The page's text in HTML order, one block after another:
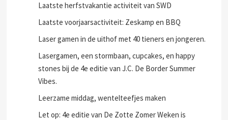
Laatste herfstvakantie activiteit van SWD
Laatste voorjaarsactiviteit: Zeskamp en BBQ
Laser gamen in de uithof met 40 tieners en jongeren.
Lasergamen, een stormbaan, cupcakes, en happy
stones bij de 4e editie van J.C. De Border Summer
Vibes.
Leerzame middag, wentelteefjes maken
Let op: 4e editie van De Zotte Zomer Weken is